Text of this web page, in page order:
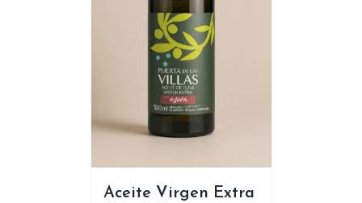
Aceite Virgen Extra